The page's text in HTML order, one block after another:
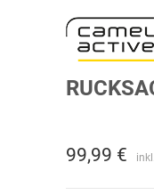
99,99 €